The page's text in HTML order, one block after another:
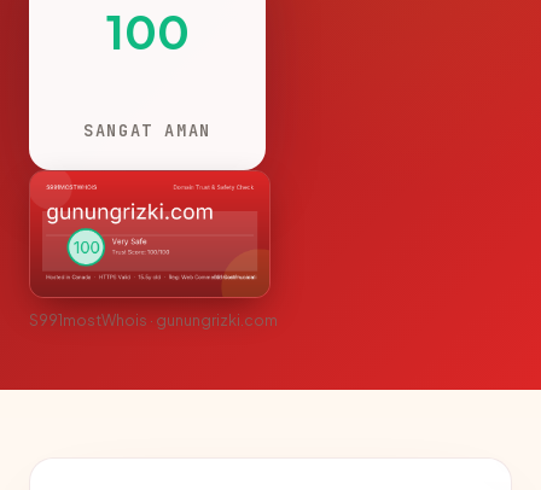
100
SANGAT AMAN
S991mostWhois · gunungrizki.com